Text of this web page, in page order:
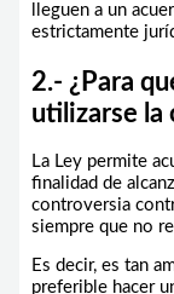
lleguen a un
estrictamente
2.- ¿Para
utilizarse la
La Ley permite
finalidad de
controversia
siempre que no
Es decir, es tan
preferible hacer